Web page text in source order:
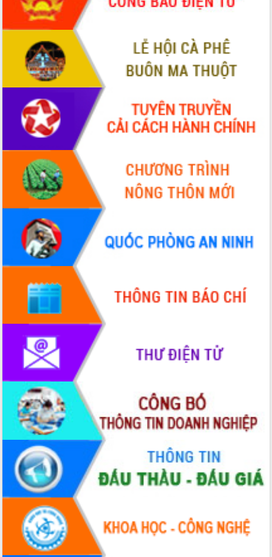
Đắk Lắk sơ kết 4 năm triển khai thực
hiện Đề án 06 của Chính phủ
Họp báo thông tin về Hội nghị Công bố
Quy hoạch và Xúc tiến đầu tư tỉnh Đắk
Khơi thông điểm nghẽn, đẩy nhanh
giải ngân vốn khắc phục thiên tai
HĐND tỉnh thông qua điều chỉnh Quy
hoạch tỉnh thời kỳ 2021-2030
Hội thảo góp ý hồ sơ điều chỉnh quy
hoạch tỉnh Đắk Lắk thời kỳ 2021-2030,
tầm nhìn đến năm 2050
Nâng cao hiệu quả hoạt động của các
doanh nghiệp nhà nước
Hội nghị triển khai kết nối mạng
truyền số liệu chuyên dùng phục vụ cơ
quan Đảng, Nhà nước
Lễ phát động chuỗi hoạt động chung
tay làm sạch môi trường
Xã Ea Kar bước chuyển mình trong
công tác cải cách hành chính mô hình
UBND tỉnh họp báo định kỳ tháng 4
năm 2026
Hội thảo khoa học “Giải pháp thúc đẩy
phát triển nền kinh tế xanh tại tỉnh
Đắk Lắk”
Tăng cường giám sát, đôn đốc thực
hiện nhiệm vụ quản lý tài sản công
hàng tuần
Tháo gỡ những vướng mắc, đẩy mạnh
công tác cải cách thủ tục hành chính
tại Trung tâm Phục vụ hành chính
công tỉnh
Đắk Lắk: Tôn vinh 46 giải pháp tại Hội
thi Sáng tạo Kỹ thuật 2024 - 2025
Đắk Lắk rà soát, điều chỉnh Đề án 190
về phát triển nuôi trồng thủy sản
Phó Chủ tịch UBND tỉnh Đắk Lắk
Trương Công Thái kiểm tra thực địa
Dự án cao tốc Khánh Hòa - Buôn Ma